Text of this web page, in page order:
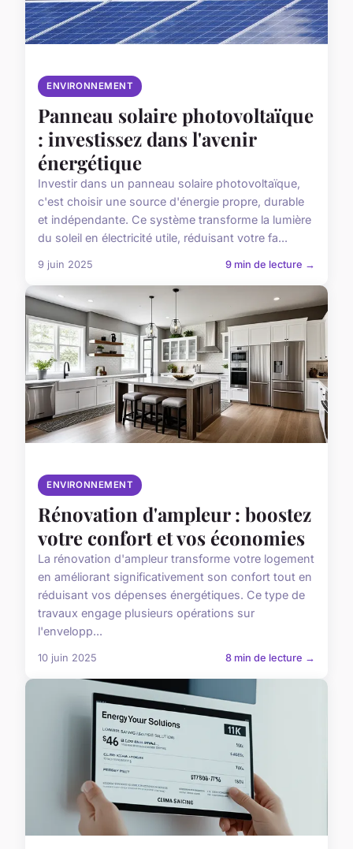
ENVIRONNEMENT
Panneau solaire photovoltaïque
: investissez dans l'avenir
énergétique
Investir dans un panneau solaire photovoltaïque,
c'est choisir une source d'énergie propre, durable
et indépendante. Ce système transforme la lumière
du soleil en électricité utile, réduisant votre fa...
9 juin 2025 9 min de lecture →
ENVIRONNEMENT
Rénovation d'ampleur : boostez
votre confort et vos économies
La rénovation d'ampleur transforme votre logement
en améliorant significativement son confort tout en
réduisant vos dépenses énergétiques. Ce type de
travaux engage plusieurs opérations sur
l'envelopp...
10 juin 2025 8 min de lecture →